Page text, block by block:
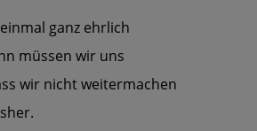
ganz ehrlich
müssen wir uns
wir nicht weitermachen